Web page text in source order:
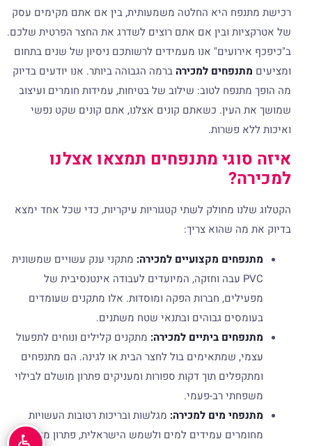
רכישת מתנפח היא החלטה משמעותית, בין אם אתם מקימים עסק
של אטרקציות ובין אם אתם רוצים לשדרג את החצר הפרטית שלכם.
ב"כיפכף אירועים" אנו מעמידים לרשותכם ניסיון של שנים בתחום
ומציעים מתנפחים למכירה ברמה הגבוהה ביותר. אנו יודעים בדיוק
מה הופך מתנפח לטוב: שילוב של בטיחות, עמידות חומרים ועיצוב
שמושך את העין. כשאתם קונים אצלנו, אתם קונים שקט נפשי
ואיכות ללא פשרות.
איזה סוגי מתנפחים תמצאו אצלנו
למכירה?
הקטלוג שלנו מחולק לשתי קטגוריות עיקריות, כדי שכל אחד ימצא
בדיוק את מה שהוא צריך:
מתנפחים מקצועיים למכירה: מתקני ענק עשויים שמשונית
PVC עבה וחזקה, המיועדים לעבודה אינטנסיבית של
מפעילים, חברות הפקה ומוסדות. אלו מתקנים שעומדים
בעומסים גבוהים ובתנאי שטח משתנים.
מתנפחים ביתיים למכירה: מתקנים קלילים ונוחים לתפעול
עצמי, שמתאימים בול לחצר הבית או לגינה. הם מתנפחים
ומתקפלים תוך דקות ספורות ומעניקים פתרון מושלם לבילוי
משפחתי רב-פעמי.
מתנפחי מים למכירה: מגלשות ובריכות רטובות העשויות
מחומרים עמידים למים ולשמש הישראלית, פתרון מעולה